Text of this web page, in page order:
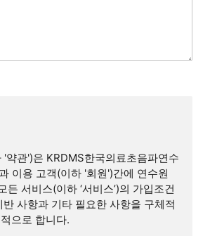
'약관')은 KRDMS한국의료초음파연수
이용 고객(이하 '회원')간에 연수원
든 서비스(이하 ‘서비스’)의 가입조건
사항과 기타 필요한 사항을 구체적
으로 합니다.